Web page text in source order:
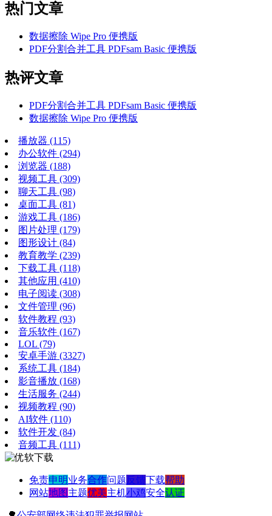
热门文章
数据擦除 Wipe Pro 便携版
PDF分割合并工具 PDFsam Basic 便携版
热评文章
PDF分割合并工具 PDFsam Basic 便携版
数据擦除 Wipe Pro 便携版
播放器 (115)
办公软件 (294)
浏览器 (188)
视频工具 (309)
聊天工具 (98)
桌面工具 (81)
游戏工具 (186)
图片处理 (179)
图形设计 (84)
教育教学 (239)
下载工具 (118)
其他应用 (410)
电子阅读 (308)
文件管理 (96)
软件教程 (93)
音乐软件 (167)
LOL (79)
安卓手游 (3327)
系统工具 (184)
影音播放 (168)
生活服务 (244)
视频教程 (90)
AI软件 (110)
软件开发 (84)
音频工具 (111)
免责申明业务合作问题反馈下载帮助
网站地图 主题优美主机小鸡安全认证